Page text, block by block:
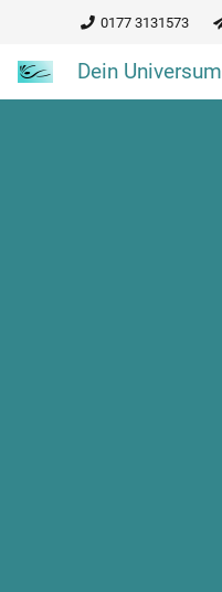
0177 3131573
Dein Universum